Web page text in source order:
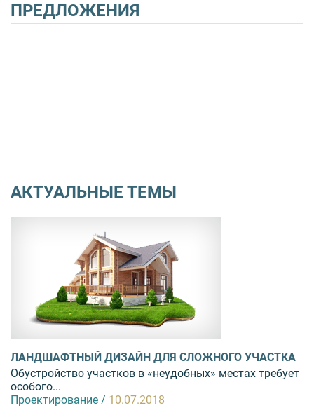
ПРЕДЛОЖЕНИЯ
АКТУАЛЬНЫЕ ТЕМЫ
ЛАНДШАФТНЫЙ ДИЗАЙН ДЛЯ СЛОЖНОГО УЧАСТКА
Обустройство участков в «неудобных» местах требует
особого...
Проектирование / 10.07.2018